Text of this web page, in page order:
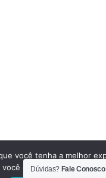
Dúvidas? Fale Conosco
você tenha a melhor
concorda em utilizar